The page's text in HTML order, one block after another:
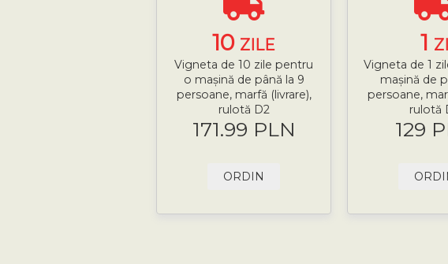
10 ZILE
Vigneta de 10 zile pentru
o mașină de până la 9
persoane, marfă (livrare),
rulotă D2
171.99 PLN
ORDIN
1 ZI
Vigneta de 1
mașină de
persoane,
rulotă
129